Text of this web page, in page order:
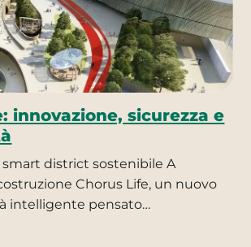
innovazione, sicurezza e
smart district sostenibile A
Chorus Life, un nuovo
intelligente pensato…